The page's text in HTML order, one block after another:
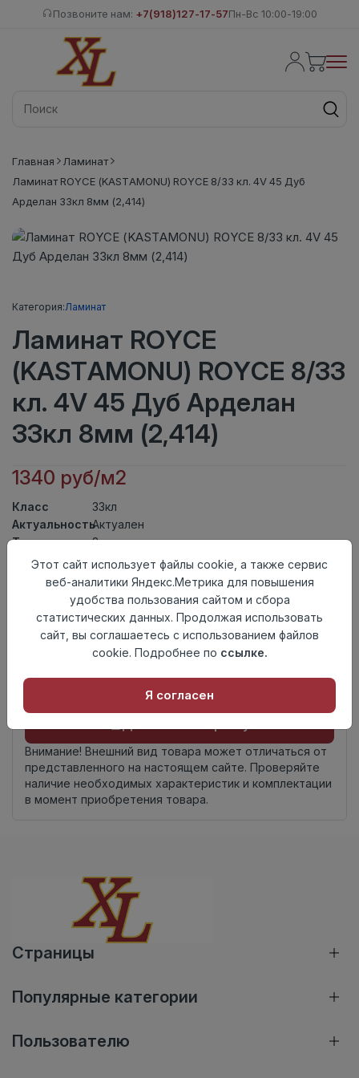
Позвоните нам: +7(918)127-17-57Пн-Вс 10:00-19:00
Главная
Ламинат
Ламинат ROYCE (KASTAMONU) ROYCE 8/33 кл. 4V 45 Дуб
Арделан 33кл 8мм (2,414)
Категория:Ламинат
Ламинат ROYCE
(KASTAMONU) ROYCE 8/33
кл. 4V 45 Дуб Арделан
33кл 8мм (2,414)
1340 руб/м2
Класс
33кл
АктуальностьАктуален
Толщина
8мм
Размер
доски
1380×159мм
Теплый пол
до +27 градусов
Фаска
4V
Замок
UNICLIC
Россия
Внимание! Внешний вид товара может отличаться от
представленного на настоящем сайте. Проверяйте
наличие необходимых характеристик и комплектации
в момент приобретения товара.
Страницы
Популярные категории
Пользователю
Этот сайт использует файлы cookie, а также сервис
веб-аналитики Яндекс.Метрика для повышения
удобства пользования сайтом и сбора
статистических данных. Продолжая использовать
сайт, вы соглашаетесь с использованием файлов
cookie. Подробнее по ссылке.
Я согласен